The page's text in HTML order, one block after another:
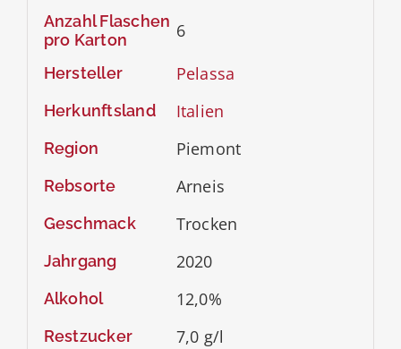
Anzahl Flaschen
pro Karton
6
Hersteller Pelassa
Herkunftsland Italien
Region Piemont
Rebsorte Arneis
Geschmack Trocken
Jahrgang 2020
Alkohol 12,0%
Restzucker 7,0 g/l